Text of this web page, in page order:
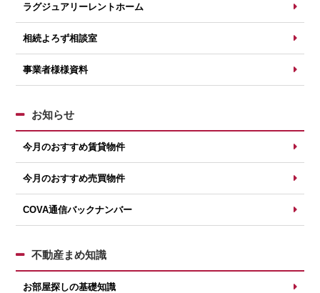
ラグジュアリーレントホーム
相続よろず相談室
事業者様様資料
お知らせ
今月のおすすめ賃貸物件
今月のおすすめ売買物件
COVA通信バックナンバー
不動産まめ知識
お部屋探しの基礎知識